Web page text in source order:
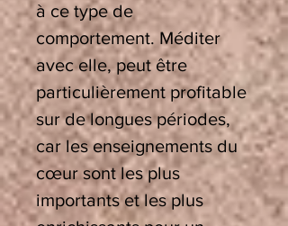
à ce type de
comportement. Méditer
avec elle, peut être
particulièrement profitable
sur de longues périodes,
car les enseignements du
cœur sont les plus
importants et les plus